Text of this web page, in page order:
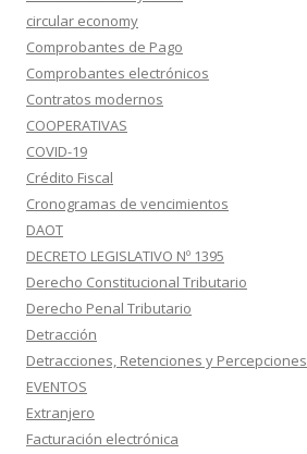
circular economy
Comprobantes de Pago
Comprobantes electrónicos
Contratos modernos
COOPERATIVAS
COVID-19
Crédito Fiscal
Cronogramas de vencimientos
DAOT
DECRETO LEGISLATIVO Nº 1395
Derecho Constitucional Tributario
Derecho Penal Tributario
Detracción
Detracciones, Retenciones y Percepciones
EVENTOS
Extranjero
Facturación electrónica